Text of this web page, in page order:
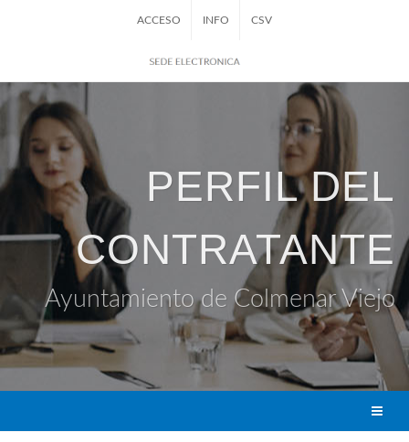
ACCESO INFO CSV
PERFIL DEL
CONTRATANTE
Ayuntamiento de Colmenar Viejo